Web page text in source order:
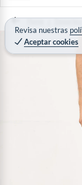
Revisa nuestras
Aceptar cookies
Home